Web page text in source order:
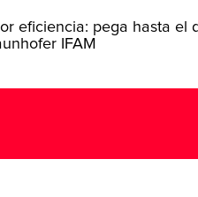
eficiencia: pega hasta el
IFAM